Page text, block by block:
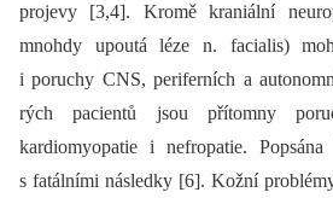
projevy [3,4]. Kromě kraniální
mnohdy upoutá léze n. facialis)
i poruchy CNS, periferních a
rých pacientů jsou přítomny
kardiomyopatie i nefropatie.
s fatálními následky [6]. Kožní